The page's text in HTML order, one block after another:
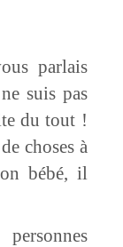
parlais
suis pas
du tout !
choses à
bébé, il